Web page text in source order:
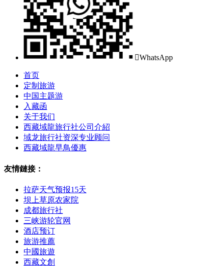
WhatsApp
首页
定制旅游
中国主题游
入藏函
关于我们
西藏域龍旅行社公司介紹
域龙旅行社资深专业顾问
西藏域龍早鳥優惠
友情鏈接：
拉萨天气预报15天
坝上草原农家院
成都旅行社
三峡游轮官网
酒店预订
旅游推薦
中國旅遊
西藏文創